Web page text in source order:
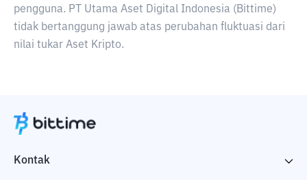
pengguna. PT Utama Aset Digital Indonesia (Bittime)
tidak bertanggung jawab atas perubahan fluktuasi dari
nilai tukar Aset Kripto.
Kontak